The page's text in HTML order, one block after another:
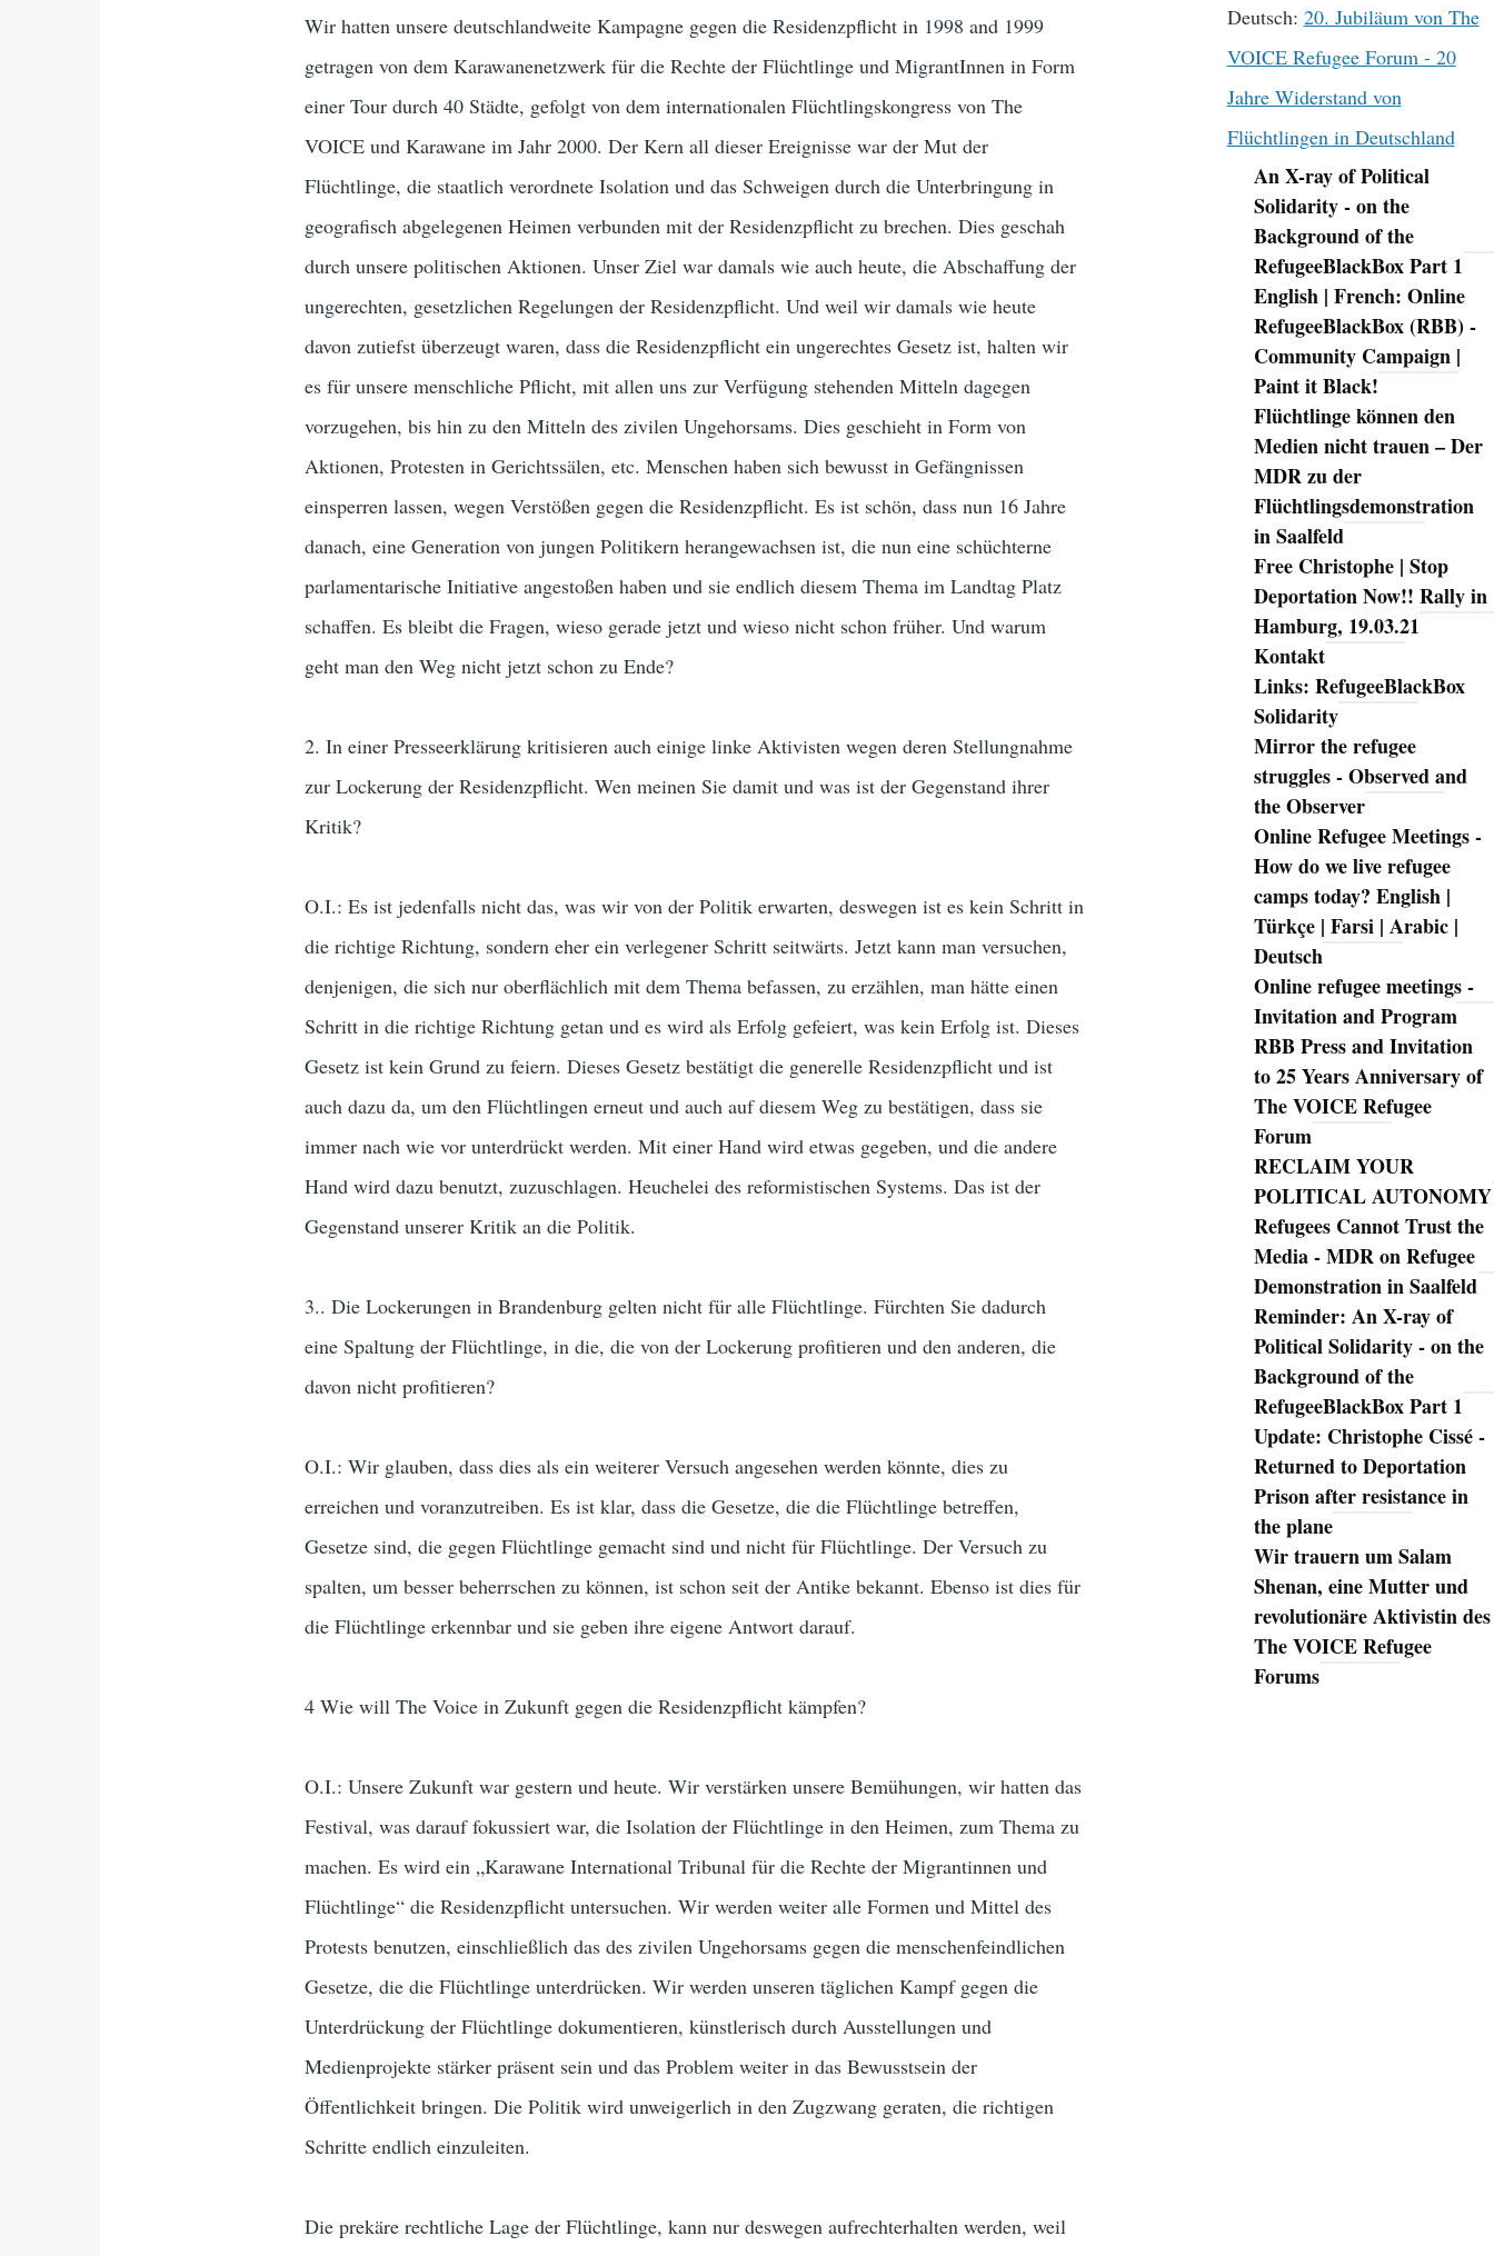
Wir hatten unsere deutschlandweite Kampagne gegen die Residenzpflicht in 1998 and 1999
getragen von dem Karawanenetzwerk für die Rechte der Flüchtlinge und MigrantInnen in Form
einer Tour durch 40 Städte, gefolgt von dem internationalen Flüchtlingskongress von The
VOICE und Karawane im Jahr 2000. Der Kern all dieser Ereignisse war der Mut der
Flüchtlinge, die staatlich verordnete Isolation und das Schweigen durch die Unterbringung in
geografisch abgelegenen Heimen verbunden mit der Residenzpflicht zu brechen. Dies geschah
durch unsere politischen Aktionen. Unser Ziel war damals wie auch heute, die Abschaffung der
ungerechten, gesetzlichen Regelungen der Residenzpflicht. Und weil wir damals wie heute
davon zutiefst überzeugt waren, dass die Residenzpflicht ein ungerechtes Gesetz ist, halten wir
es für unsere menschliche Pflicht, mit allen uns zur Verfügung stehenden Mitteln dagegen
vorzugehen, bis hin zu den Mitteln des zivilen Ungehorsams. Dies geschieht in Form von
Aktionen, Protesten in Gerichtssälen, etc. Menschen haben sich bewusst in Gefängnissen
einsperren lassen, wegen Verstößen gegen die Residenzpflicht. Es ist schön, dass nun 16 Jahre
danach, eine Generation von jungen Politikern herangewachsen ist, die nun eine schüchterne
parlamentarische Initiative angestoßen haben und sie endlich diesem Thema im Landtag Platz
schaffen. Es bleibt die Fragen, wieso gerade jetzt und wieso nicht schon früher. Und warum
geht man den Weg nicht jetzt schon zu Ende?
2. In einer Presseerklärung kritisieren auch einige linke Aktivisten wegen deren Stellungnahme
zur Lockerung der Residenzpflicht. Wen meinen Sie damit und was ist der Gegenstand ihrer
Kritik?
O.I.: Es ist jedenfalls nicht das, was wir von der Politik erwarten, deswegen ist es kein Schritt in
die richtige Richtung, sondern eher ein verlegener Schritt seitwärts. Jetzt kann man versuchen,
denjenigen, die sich nur oberflächlich mit dem Thema befassen, zu erzählen, man hätte einen
Schritt in die richtige Richtung getan und es wird als Erfolg gefeiert, was kein Erfolg ist. Dieses
Gesetz ist kein Grund zu feiern. Dieses Gesetz bestätigt die generelle Residenzpflicht und ist
auch dazu da, um den Flüchtlingen erneut und auch auf diesem Weg zu bestätigen, dass sie
immer nach wie vor unterdrückt werden. Mit einer Hand wird etwas gegeben, und die andere
Hand wird dazu benutzt, zuzuschlagen. Heuchelei des reformistischen Systems. Das ist der
Gegenstand unserer Kritik an die Politik.
3.. Die Lockerungen in Brandenburg gelten nicht für alle Flüchtlinge. Fürchten Sie dadurch
eine Spaltung der Flüchtlinge, in die, die von der Lockerung profitieren und den anderen, die
davon nicht profitieren?
O.I.: Wir glauben, dass dies als ein weiterer Versuch angesehen werden könnte, dies zu
erreichen und voranzutreiben. Es ist klar, dass die Gesetze, die die Flüchtlinge betreffen,
Gesetze sind, die gegen Flüchtlinge gemacht sind und nicht für Flüchtlinge. Der Versuch zu
spalten, um besser beherrschen zu können, ist schon seit der Antike bekannt. Ebenso ist dies für
die Flüchtlinge erkennbar und sie geben ihre eigene Antwort darauf.
4 Wie will The Voice in Zukunft gegen die Residenzpflicht kämpfen?
O.I.: Unsere Zukunft war gestern und heute. Wir verstärken unsere Bemühungen, wir hatten das
Festival, was darauf fokussiert war, die Isolation der Flüchtlinge in den Heimen, zum Thema zu
machen. Es wird ein „Karawane International Tribunal für die Rechte der Migrantinnen und
Flüchtlinge“ die Residenzpflicht untersuchen. Wir werden weiter alle Formen und Mittel des
Protests benutzen, einschließlich das des zivilen Ungehorsams gegen die menschenfeindlichen
Gesetze, die die Flüchtlinge unterdrücken. Wir werden unseren täglichen Kampf gegen die
Unterdrückung der Flüchtlinge dokumentieren, künstlerisch durch Ausstellungen und
Medienprojekte stärker präsent sein und das Problem weiter in das Bewusstsein der
Öffentlichkeit bringen. Die Politik wird unweigerlich in den Zugzwang geraten, die richtigen
Schritte endlich einzuleiten.
Die prekäre rechtliche Lage der Flüchtlinge, kann nur deswegen aufrechterhalten werden, weil
Deutsch: 20. Jubiläum von The
VOICE Refugee Forum - 20
Jahre Widerstand von
Flüchtlingen in Deutschland
Navigation
An X-ray of Political
Solidarity - on the
Background of the
RefugeeBlackBox Part 1
English | French: Online
RefugeeBlackBox (RBB) -
Community Campaign |
Paint it Black!
Flüchtlinge können den
Medien nicht trauen – Der
MDR zu der
Flüchtlingsdemonstration
in Saalfeld
Free Christophe | Stop
Deportation Now!! Rally in
Hamburg, 19.03.21
Kontakt
Links: RefugeeBlackBox
Solidarity
Mirror the refugee
struggles - Observed and
the Observer
Online Refugee Meetings -
How do we live refugee
camps today? English |
Türkçe | Farsi | Arabic |
Deutsch
Online refugee meetings -
Invitation and Program
RBB Press and Invitation
to 25 Years Anniversary of
The VOICE Refugee
Forum
RECLAIM YOUR
POLITICAL AUTONOMY
Refugees Cannot Trust the
Media - MDR on Refugee
Demonstration in Saalfeld
Reminder: An X-ray of
Political Solidarity - on the
Background of the
RefugeeBlackBox Part 1
Update: Christophe Cissé -
Returned to Deportation
Prison after resistance in
the plane
Wir trauern um Salam
Shenan, eine Mutter und
revolutionäre Aktivistin des
The VOICE Refugee
Forums